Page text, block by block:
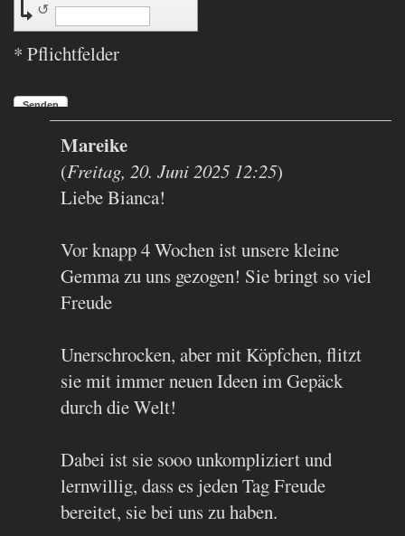
↺
* Pflichtfelder
Senden
Mareike
(Freitag, 20. Juni 2025 12:25)
Liebe Bianca!
Vor knapp 4 Wochen ist unsere kleine
Gemma zu uns gezogen! Sie bringt so viel
Freude
Unerschrocken, aber mit Köpfchen, flitzt
sie mit immer neuen Ideen im Gepäck
durch die Welt!
Dabei ist sie sooo unkompliziert und
lernwillig, dass es jeden Tag Freude
bereitet, sie bei uns zu haben.